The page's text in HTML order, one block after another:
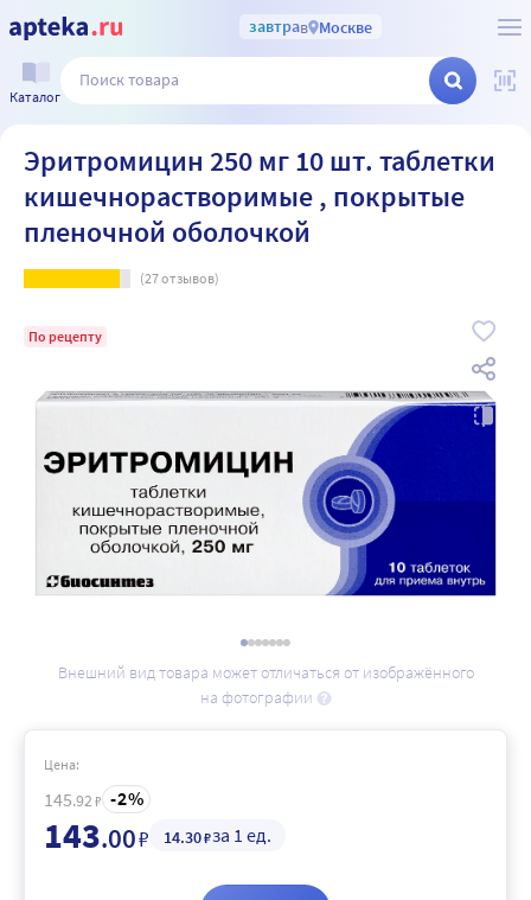
завтрав Москве
Каталог
Эритромицин 250 мг 10 шт. таблетки
кишечнорастворимые , покрытые
пленочной оболочкой
(27отзывов)
По рецепту
Внешний вид товара может отличаться от изображённого
на фотографии
Цена:
145.92 ₽ 2
143.00₽ 14.30₽за 1 ед.